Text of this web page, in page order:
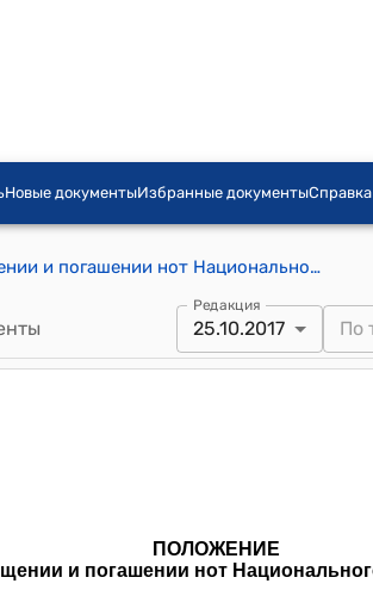
Новые документыИзбранные документыСправка
ПОЛОЖЕНИЕ о выпуске, размещении, обращении и погашении нот Национального банка Кыргызской Республики (утверждено постановлением Правления Национального банка Кыргызской Республики от 28 марта 2013 года № 10/6)
Редакция
25.10.2017